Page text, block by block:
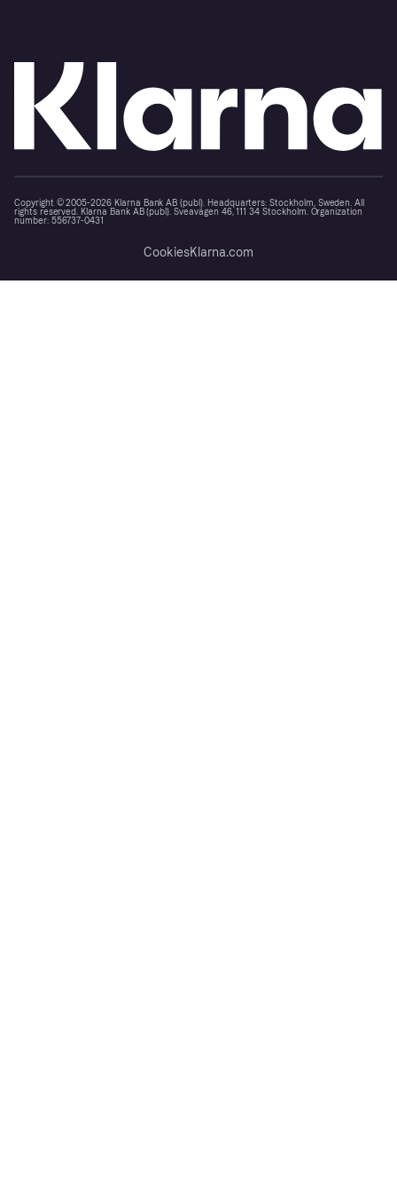
Copyright © 2005-2026 Klarna Bank AB (publ). Headquarters: Stockholm, Sweden. All
rights reserved. Klarna Bank AB (publ). Sveavägen 46, 111 34 Stockholm. Organization
number: 556737-0431
CookiesKlarna.com